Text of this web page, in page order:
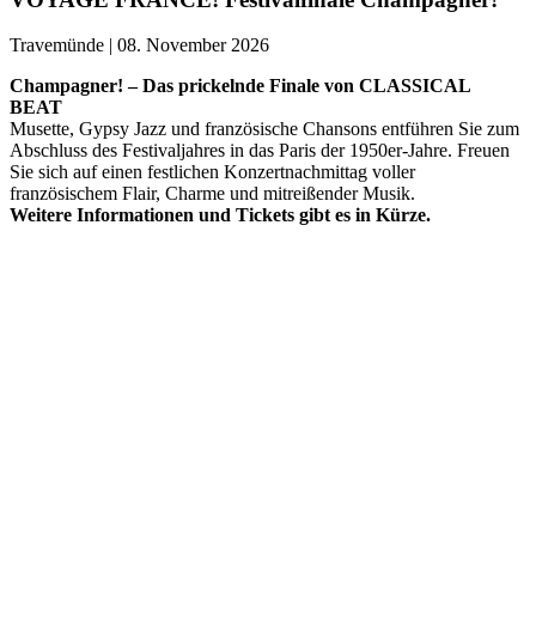
Travemünde | 08. November 2026
Champagner! – Das prickelnde Finale von CLASSICAL
BEAT
Musette, Gypsy Jazz und französische Chansons entführen Sie zum
Abschluss des Festivaljahres in das Paris der 1950er-Jahre. Freuen
Sie sich auf einen festlichen Konzertnachmittag voller
französischem Flair, Charme und mitreißender Musik.
Weitere Informationen und Tickets gibt es in Kürze.